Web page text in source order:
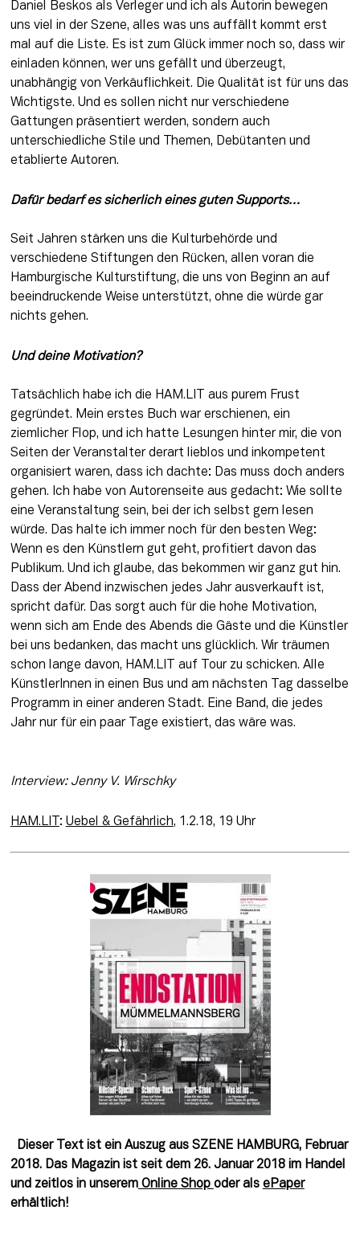
Daniel Beskos als Verleger und ich als Autorin bewegen
uns viel in der Szene, alles was uns auffällt kommt erst
mal auf die Liste. Es ist zum Glück immer noch so, dass wir
einladen können, wer uns gefällt und überzeugt,
unabhängig von Verkäuflichkeit. Die Qualität ist für uns das
Wichtigste. Und es sollen nicht nur verschiedene
Gattungen präsentiert werden, sondern auch
unterschiedliche Stile und Themen, Debütanten und
etablierte Autoren.
Dafür bedarf es sicherlich eines guten Supports…
Seit Jahren stärken uns die Kulturbehörde und
verschiedene Stiftungen den Rücken, allen voran die
Hamburgische Kulturstiftung, die uns von Beginn an auf
beeindruckende Weise unterstützt, ohne die würde gar
nichts gehen.
Und deine Motivation?
Tatsächlich habe ich die HAM.LIT aus purem Frust
gegründet. Mein erstes Buch war erschienen, ein
ziemlicher Flop, und ich hatte Lesungen hinter mir, die von
Seiten der Veranstalter derart lieblos und inkompetent
organisiert waren, dass ich dachte: Das muss doch anders
gehen. Ich habe von Autorenseite aus gedacht: Wie sollte
eine Veranstaltung sein, bei der ich selbst gern lesen
würde. Das halte ich immer noch für den besten Weg:
Wenn es den Künstlern gut geht, profitiert davon das
Publikum. Und ich glaube, das bekommen wir ganz gut hin.
Dass der Abend inzwischen jedes Jahr ausverkauft ist,
spricht dafür. Das sorgt auch für die hohe Motivation,
wenn sich am Ende des Abends die Gäste und die Künstler
bei uns bedanken, das macht uns glücklich. Wir träumen
schon lange davon, HAM.LIT auf Tour zu schicken. Alle
KünstlerInnen in einen Bus und am nächsten Tag dasselbe
Programm in einer anderen Stadt. Eine Band, die jedes
Jahr nur für ein paar Tage existiert, das wäre was.
Interview: Jenny V. Wirschky
HAM.LIT : Uebel & Gefährlich, 1.2.18, 19 Uhr
Dieser Text ist ein Auszug aus SZENE HAMBURG, Februar
2018. Das Magazin ist seit dem 26. Januar 2018 im Handel
und zeitlos in unserem Online Shop oder als ePaper
erhältlich!